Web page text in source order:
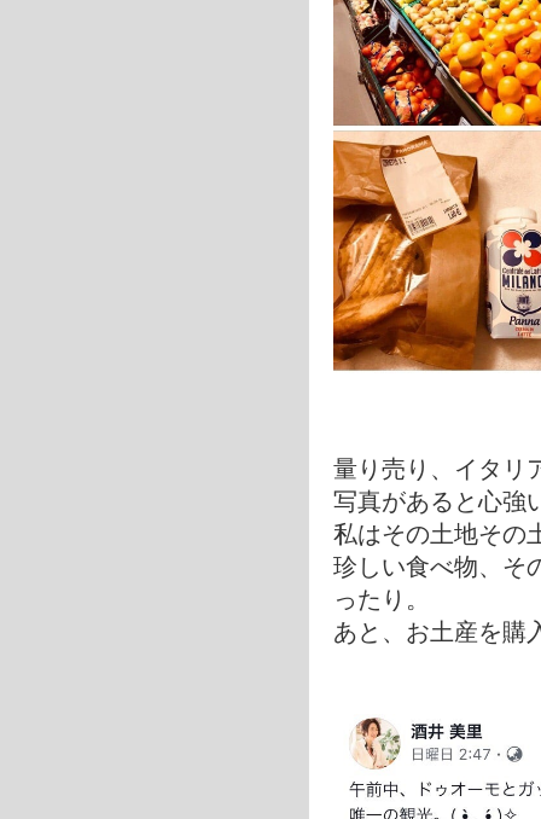
量り売り、イタリ
写真があると心強
私はその土地その
珍しい食べ物、そ
ったり。
あと、お土産を購